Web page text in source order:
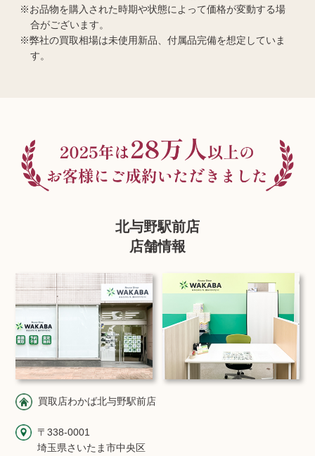
お品物を購入された時期や状態によって価格が変動する場
合がございます。
弊社の買取相場は未使用新品、付属品完備を想定していま
す。
北与野駅前店
店舗情報
買取店わかば北与野駅前店
〒338-0001
埼玉県さいたま市中央区